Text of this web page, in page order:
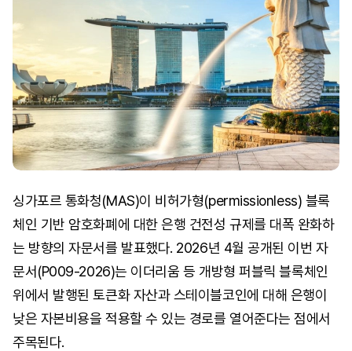
싱가포르 통화청(MAS)이 비허가형(permissionless) 블록
체인 기반 암호화폐에 대한 은행 건전성 규제를 대폭 완화하
는 방향의 자문서를 발표했다. 2026년 4월 공개된 이번 자
문서(P009-2026)는 이더리움 등 개방형 퍼블릭 블록체인
위에서 발행된 토큰화 자산과 스테이블코인에 대해 은행이
낮은 자본비용을 적용할 수 있는 경로를 열어준다는 점에서
주목된다.